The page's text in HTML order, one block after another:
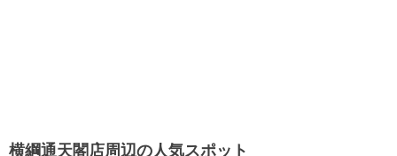
横綱通天閣店周辺の人気スポット